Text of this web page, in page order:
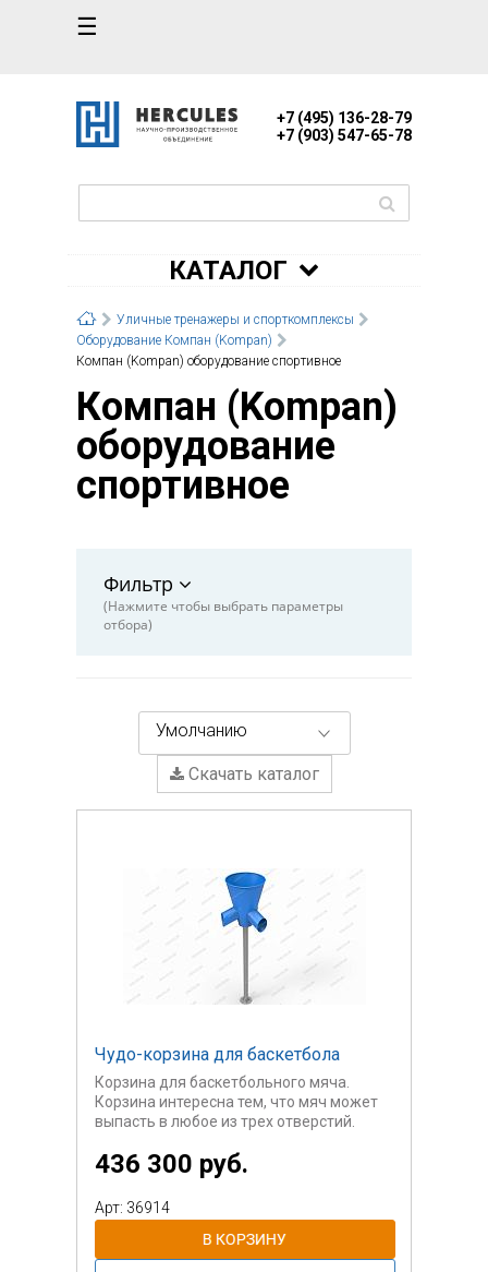
☰
+7 (495) 136-28-79
+7 (903) 547-65-78
КАТАЛОГ
Уличные тренажеры и спорткомплексы
Оборудование Компан (Kompan)
Компан (Kompan) оборудование спортивное
Компан (Kompan)
оборудование
спортивное
Фильтр
(Нажмите чтобы выбрать параметры
отбора)
Умолчанию
Скачать каталог
Чудо-корзина для баскетбола
Корзина для баскетбольного мяча.
Корзина интересна тем, что мяч может
выпасть в любое из трех отверстий.
436 300 руб.
Арт: 36914